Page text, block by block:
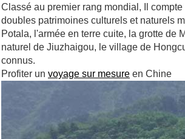
Classé au premier rang mondial, Il
doubles patrimoines culturels et naturels
Potala, l'armée en terre cuite, la grotte
naturel de Jiuzhaigou, le village de
connus.
Profiter un voyage sur mesure en Chine